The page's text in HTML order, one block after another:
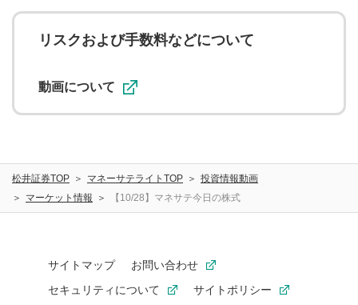
ことを承諾したものとします。また、利用者は、コメント
に関する著作者人格権を行使しないことに同意します。利
用者が投稿したコメントは、当社サービスの広告・宣伝、
ることがあります。
リスクおよび手数料などについて
動画について
松井証券TOP マネーサテライトTOP
投資情報動画
マーケット情報
【10/28】マネサテ今日の株式
サイトマップ
お問い合わせ
セキュリティについて
サイトポリシー